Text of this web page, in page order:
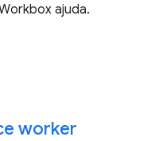
ajuda.
worker